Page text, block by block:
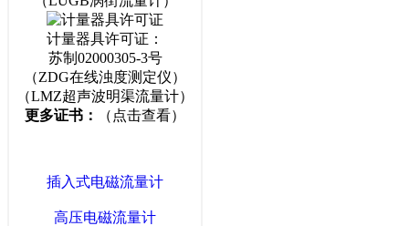
计量器具许可证：
苏制02000305-3号
（ZDG在线浊度测定仪）
（LMZ超声波明渠流量计）
更多证书：
（点击查看）
插入式电磁流量计
高压电磁流量计